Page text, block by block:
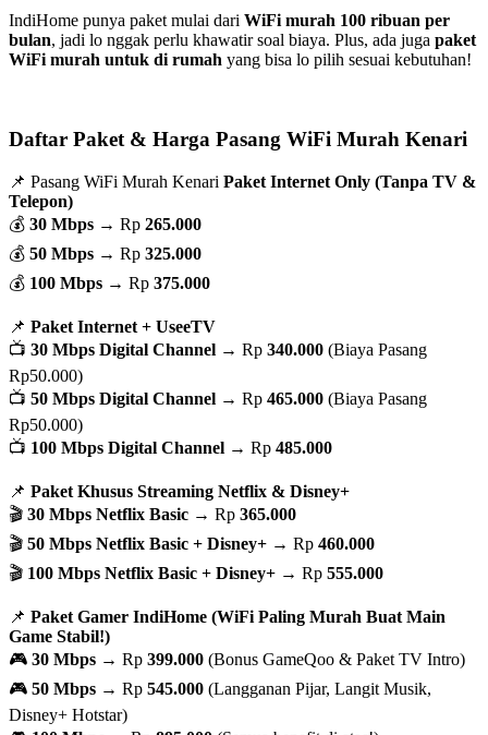
IndiHome punya paket mulai dari WiFi murah 100 ribuan per
bulan, jadi lo nggak perlu khawatir soal biaya. Plus, ada juga paket
WiFi murah untuk di rumah yang bisa lo pilih sesuai kebutuhan!
Daftar Paket & Harga Pasang WiFi Murah Kenari
📌 Pasang WiFi Murah Kenari Paket Internet Only (Tanpa TV &
Telepon)
💰 30 Mbps → Rp 265.000
💰 50 Mbps → Rp 325.000
💰 100 Mbps → Rp 375.000
📌 Paket Internet + UseeTV
📺 30 Mbps Digital Channel → Rp 340.000 (Biaya Pasang
Rp50.000)
📺 50 Mbps Digital Channel → Rp 465.000 (Biaya Pasang
Rp50.000)
📺 100 Mbps Digital Channel → Rp 485.000
📌 Paket Khusus Streaming Netflix & Disney+
🎬 30 Mbps Netflix Basic → Rp 365.000
🎬 50 Mbps Netflix Basic + Disney+ → Rp 460.000
🎬 100 Mbps Netflix Basic + Disney+ → Rp 555.000
📌 Paket Gamer IndiHome (WiFi Paling Murah Buat Main
Game Stabil!)
🎮 30 Mbps → Rp 399.000 (Bonus GameQoo & Paket TV Intro)
🎮 50 Mbps → Rp 545.000 (Langganan Pijar, Langit Musik,
Disney+ Hotstar)